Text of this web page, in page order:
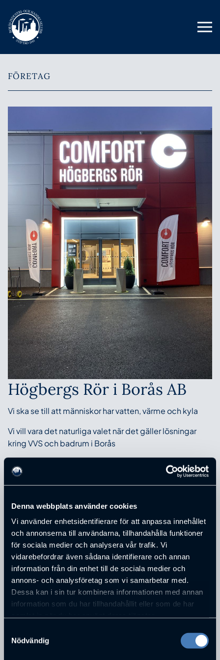
Denna webbplats använder cookies
Vi använder enhetsidentifierare för att anpassa innehållet
och annonserna till användarna, tillhandahålla funktioner
för sociala medier och analysera vår trafik. Vi
vidarebefordrar även sådana identifierare och annan
information från din enhet till de sociala medier och
annons- och analysföretag som vi samarbetar med.
Dessa kan i sin tur kombinera informationen med annan
information som du har tillhandahållit eller som de har
Nödvändig
FÖRETAG
Högbergs Rör i Borås AB
Vi ska se till att människor har vatten, värme och kyla
Vi vill vara det naturliga valet när det gäller lösningar
kring VVS och badrum i Borås
ADRESS
Sandlidsgatan 1F
POSTNUMMER
STAD
Borås
E-POST